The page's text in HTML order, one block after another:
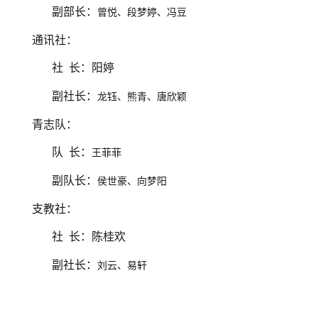
副部长： 曾悦、段梦婷、冯豆
通讯社：
社 长：阳婷
副社长：龙钰、熊青、唐欣颖
青志队：
队 长： 王菲菲
副队长：侯世豪、向梦阳
支教社：
社 长：陈桂欢
副社长：刘云、易轩